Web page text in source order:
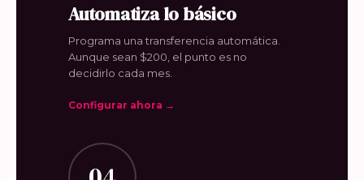
Automatiza lo básico
Programa una transferencia automática.
Aunque sean $200, el punto es no
decidirlo cada mes.
Configurar ahora →